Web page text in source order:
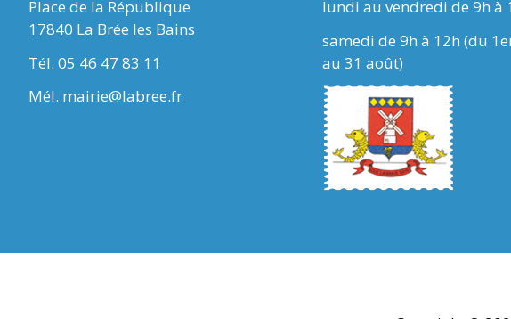
Place de la République
17840 La Brée les Bains
Tél. 05 46 47 83 11
Mél. mairie@labree.fr
lundi au vendredi de 9h à
samedi de 9h à 12h (du
au 31 août)